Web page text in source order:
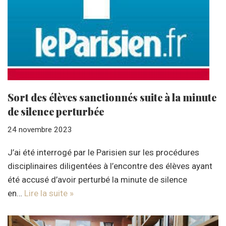
Sort des élèves sanctionnés suite à la minute
de silence perturbée
24 novembre 2023
J’ai été interrogé par le Parisien sur les procédures
disciplinaires diligentées à l’encontre des élèves ayant
été accusé d’avoir perturbé la minute de silence
en… Lire la suite »